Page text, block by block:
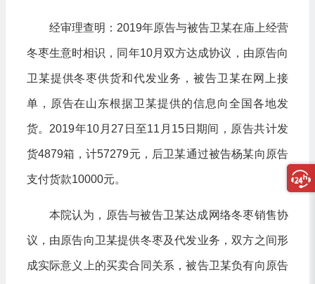
经审理查明：2019年原告与被告卫某在庙上经营
冬枣生意时相识，同年10月双方达成协议，由原告向
卫某提供冬枣供货和代发业务，被告卫某在网上接
单，原告在山东根据卫某提供的信息向全国各地发
货。2019年10月27日至11月15日期间，原告共计发
货4879箱，计57279元，后卫某通过被告杨某向原告
支付货款10000元。
本院认为，原告与被告卫某达成网络冬枣销售协
议，由原告向卫某提供冬枣及代发业务，双方之间形
成实际意义上的买卖合同关系，被告卫某负有向原告